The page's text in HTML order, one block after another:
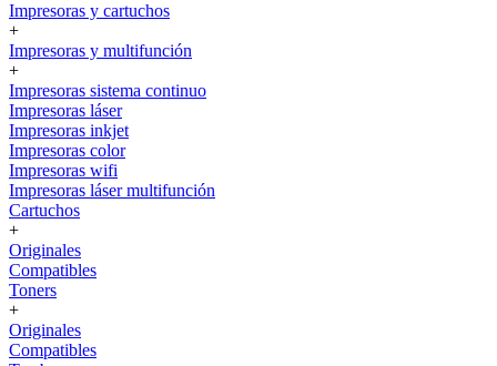
Impresoras y cartuchos
+
Impresoras y multifunción
+
Impresoras sistema continuo
Impresoras láser
Impresoras inkjet
Impresoras color
Impresoras wifi
Impresoras láser multifunción
Cartuchos
+
Originales
Compatibles
Toners
+
Originales
Compatibles